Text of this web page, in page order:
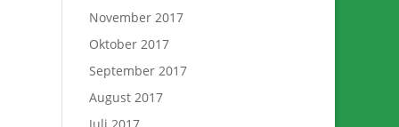
November 2017
Oktober 2017
September 2017
August 2017